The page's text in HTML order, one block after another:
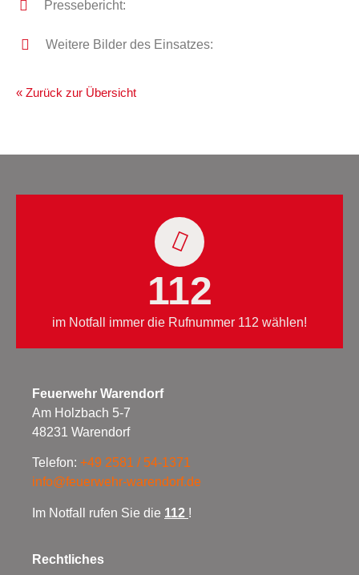
Pressebericht:
Weitere Bilder des Einsatzes:
« Zurück zur Übersicht
112
im Notfall immer die Rufnummer 112 wählen!
Feuerwehr Warendorf
Am Holzbach 5-7
48231 Warendorf
Telefon: +49 2581 / 54-1371
info@feuerwehr-warendorf.de
Im Notfall rufen Sie die 112 !
Rechtliches